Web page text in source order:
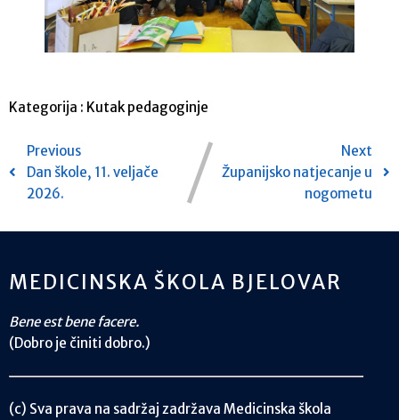
Kategorija : Kutak pedagoginje
Previous
Dan škole, 11. veljače
2026.
Next
Županijsko natjecanje u
nogometu
MEDICINSKA ŠKOLA BJELOVAR
Bene est bene facere.
(Dobro je činiti dobro.)
(c) Sva prava na sadržaj zadržava Medicinska škola